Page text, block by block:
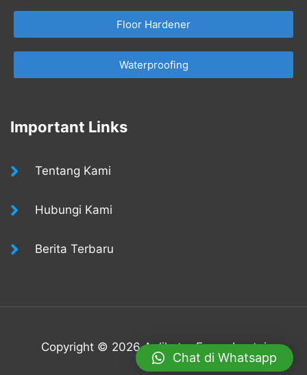
Floor Hardener
Waterproofing
Important Links
Tentang Kami
Hubungi Kami
Berita Terbaru
Copyright © 2026 Aplikator Epoxy Lantai
Chat di Whatsapp